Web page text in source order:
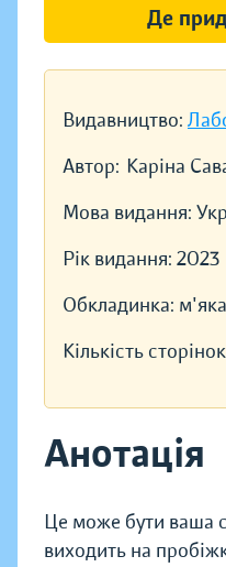
Видавництво:
Автор: Каріна
Мова видання:
Рік видання: 2023
Обкладинка: м'яка
Кількість
Анотація
Це може бути ваша
виходить на
Де